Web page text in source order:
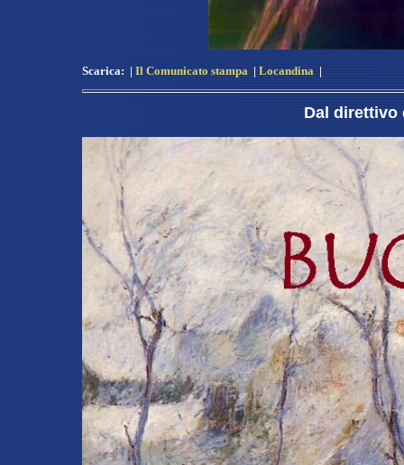
Scarica: | Il Comunicato stampa | Locandina |
Dal direttivo